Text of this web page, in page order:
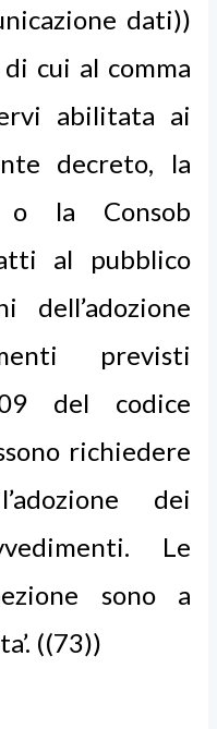
dati))
cui al comma
abilitata ai
decreto, la
o la Consob
al pubblico
previsti
del codice
richiedere
dei
Le
sono a
((73))